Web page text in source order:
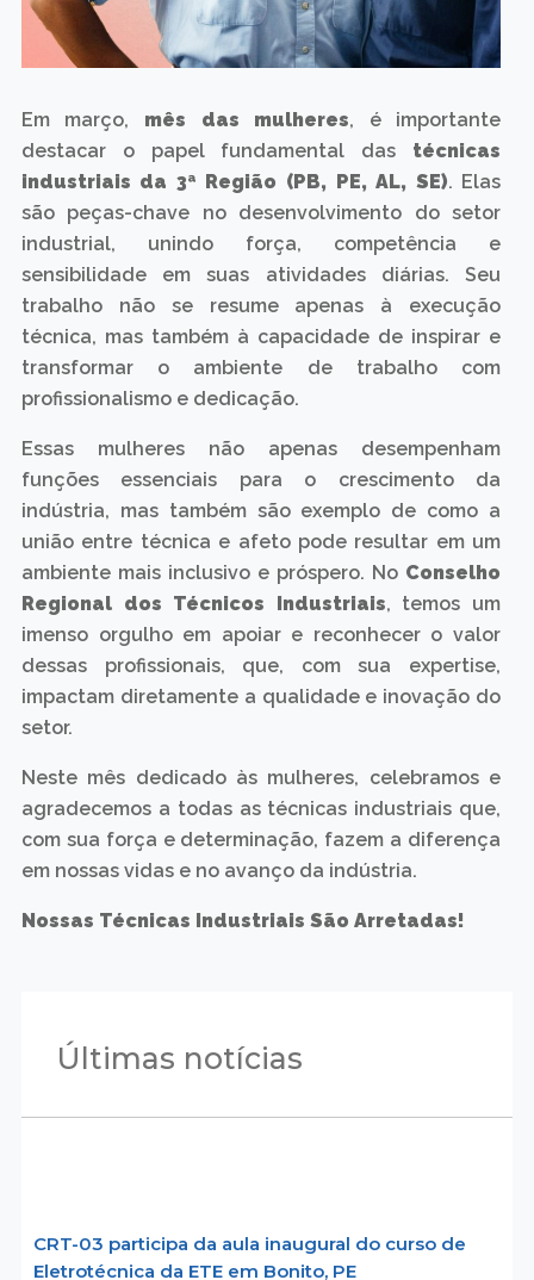
Em março, mês das mulheres, é importante
destacar o papel fundamental das técnicas
industriais da 3ª Região (PB, PE, AL, SE). Elas
são peças-chave no desenvolvimento do setor
industrial, unindo força, competência e
sensibilidade em suas atividades diárias. Seu
trabalho não se resume apenas à execução
técnica, mas também à capacidade de inspirar e
transformar o ambiente de trabalho com
profissionalismo e dedicação.
Essas mulheres não apenas desempenham
funções essenciais para o crescimento da
indústria, mas também são exemplo de como a
união entre técnica e afeto pode resultar em um
ambiente mais inclusivo e próspero. No Conselho
Regional dos Técnicos Industriais, temos um
imenso orgulho em apoiar e reconhecer o valor
dessas profissionais, que, com sua expertise,
impactam diretamente a qualidade e inovação do
setor.
Neste mês dedicado às mulheres, celebramos e
agradecemos a todas as técnicas industriais que,
com sua força e determinação, fazem a diferença
em nossas vidas e no avanço da indústria.
Nossas Técnicas Industriais São Arretadas!
Últimas notícias
CRT-03 participa da aula inaugural do curso de
Eletrotécnica da ETE em Bonito, PE